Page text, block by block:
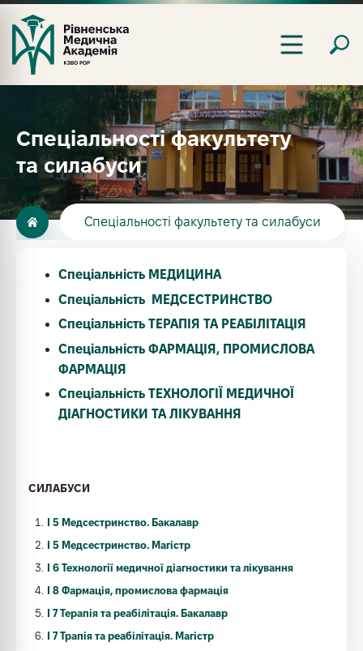
Спеціальності факультету
та силабуси
Спеціальності факультету та силабуси
Спеціальність МЕДИЦИНА
Спеціальність МЕДСЕСТРИНСТВО
Спеціальність ТЕРАПІЯ ТА РЕАБІЛІТАЦІЯ
Спеціальність ФАРМАЦІЯ, ПРОМИСЛОВА
ФАРМАЦІЯ
Спеціальність ТЕХНОЛОГІЇ МЕДИЧНОЇ
ДІАГНОСТИКИ ТА ЛІКУВАННЯ
СИЛАБУСИ
І 5 Медсестринство. Бакалавр
І 5 Медсестринство. Магістр
І 6 Технології медичної діагностики та лікування
І 8 Фармація, промислова фармація
І 7 Терапія та реабілітація. Бакалавр
І 7 Трапія та реабілітація. Магістр